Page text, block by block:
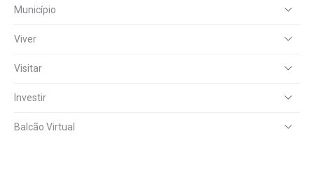
Município
Viver
Visitar
Investir
Balcão Virtual